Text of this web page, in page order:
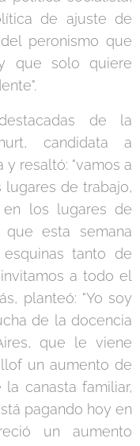
de ajuste de
peronismo que
que solo quiere
de la
candidata a
y resaltó: "vamos a
lugares de trabajo,
los lugares de
esta semana
tanto de
a todo el
planteó: "Yo soy
de la docencia
que le viene
un aumento de
canasta familiar,
pagando hoy en
un aumento